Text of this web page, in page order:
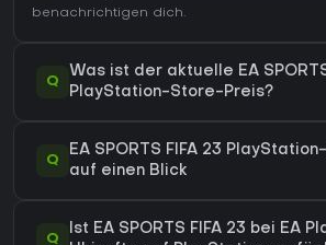
benachrichtigen dich.
Q
Was ist der aktuelle EA
PlayStation-Store-Preis?
Q
EA SPORTS FIFA 23
auf einen Blick
Q
Ist EA SPORTS FIFA 23 bei EA